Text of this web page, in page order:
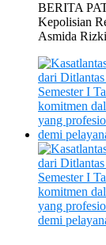
BERITA
Kepolisian
Asmida